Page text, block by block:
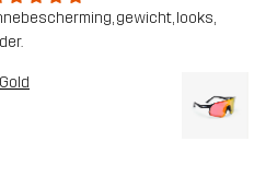
gewicht, looks,